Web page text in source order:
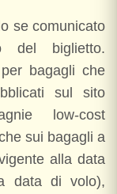
se comunicato
del biglietto.
bagagli che
sul sito
low-cost
sui bagagli a
alla data
data di volo),